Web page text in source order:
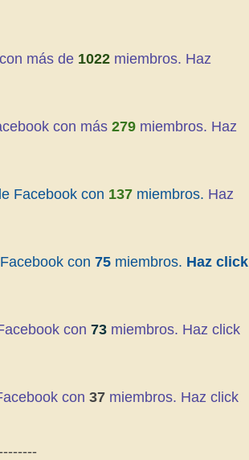
más de 1022miembros. Haz
con más 279miembros. Haz
Facebook con 137miembros. Haz
con 75miembros. Haz click
con 73miembros. Haz click
con 37miembros. Haz click